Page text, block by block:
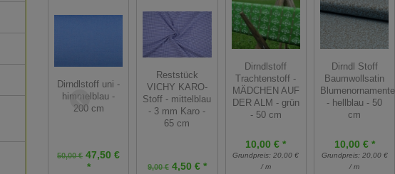
Dirndlstoff uni -
himmelblau -
200 cm
50,00 € 47,50 €
*
Reststück
VICHY KARO-
Stoff - mittelblau
- 3 mm Karo -
65 cm
9,00 €4,50 € *
Dirndlstoff
Trachtenstoff -
MÄDCHEN AUF
DER ALM - grün
- 50 cm
10,00 € *
Grundpreis:20,00 €
/ m
Dirndl Stoff
Baumwollsatin
Blumenornamente
- hellblau - 50
cm
10,00 € *
Grundpreis: 20,00 €
/ m